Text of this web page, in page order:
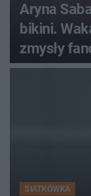
Aryna
bikini.
zmysły
SIATKÓWKA